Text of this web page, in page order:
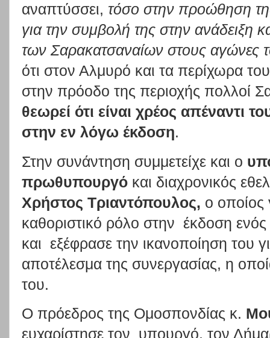
αναπτύσσει, τόσο στην προώθηση
για την συμβολή της στην ανάδειξη
των Σαρακατσαναίων στους αγώνες
ότι στον Αλμυρό και τα περίχωρα
στην πρόοδο της περιοχής πολλοί
θεωρεί ότι είναι χρέος απέναντι
στην εν λόγω έκδοση.
Στην συνάντηση συμμετείχε και ο
πρωθυπουργό και διαχρονικός
Χρήστος Τριαντόπουλος, ο οποίος
καθοριστικό ρόλο στην έκδοση
και εξέφρασε την ικανοποίηση του
αποτέλεσμα της συνεργασίας, η
του.
Ο πρόεδρος της Ομοσπονδίας κ.
ευχαρίστησε τον υπουργό, τον